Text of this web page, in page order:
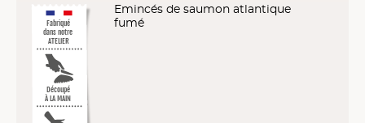
Fabriqué
dans notre
ATELIER
Découpé
À LA MAIN
Emincés de saumon atlantique
fumé